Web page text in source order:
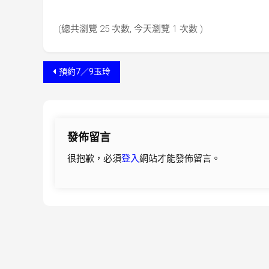
(總共瀏覽 25 次數, 今天瀏覽 1 次數 )
文預約7／9玉玲
發佈留言
很抱歉，必須登入網站才能發佈留言。